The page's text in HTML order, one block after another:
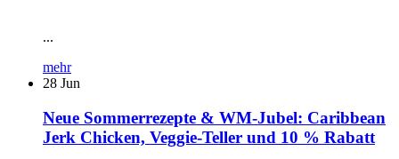
...
mehr
28 Jun
Neue Sommerrezepte & WM-Jubel: Caribbean
Jerk Chicken, Veggie-Teller und 10 % Rabatt